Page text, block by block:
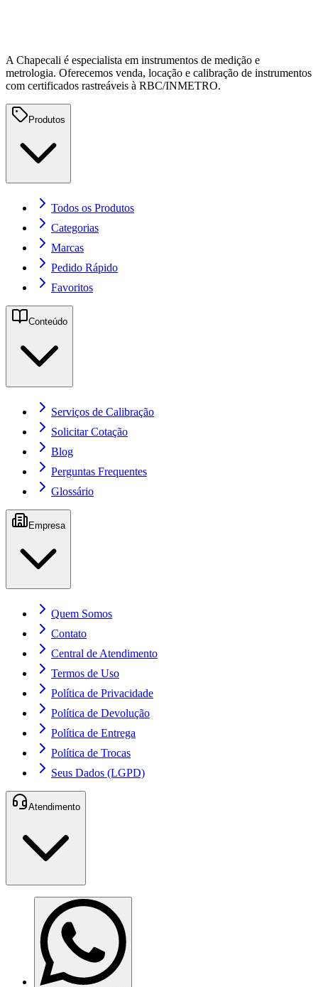
A Chapecali é especialista em instrumentos de medição e
metrologia. Oferecemos venda, locação e calibração de instrumentos
com certificados rastreáveis à RBC/INMETRO.
Produtos
Todos os Produtos
Categorias
Marcas
Pedido Rápido
Favoritos
Conteúdo
Serviços de Calibração
Solicitar Cotação
Blog
Perguntas Frequentes
Glossário
Empresa
Quem Somos
Contato
Central de Atendimento
Termos de Uso
Política de Privacidade
Política de Devolução
Política de Entrega
Política de Trocas
Seus Dados (LGPD)
Atendimento